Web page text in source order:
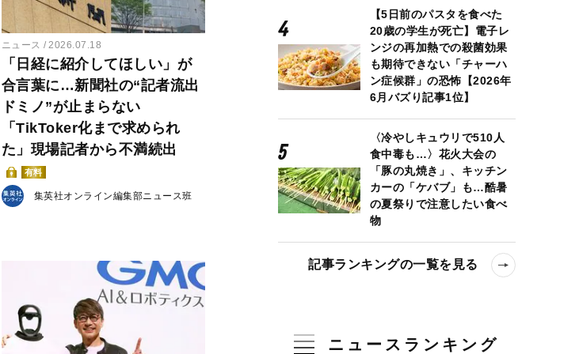
ニュース 2026.07.18
「日経に紹介してほしい」が
合言葉に…新聞社の“記者流出
ドミノ”が止まらない
「TikToker化まで求められ
た」現場記者から不満続出
有料
集英社オンライン編集部ニュース班
【5日前のパスタを食べた
20歳の学生が死亡】電子レ
ンジの再加熱での殺菌効果
も期待できない「チャーハ
ン症候群」の恐怖【2026年
6月バズり記事1位】
〈冷やしキュウリで510人
食中毒も…〉花火大会の
「豚の丸焼き」、キッチン
カーの「ケバブ」も…酷暑
の夏祭りで注意したい食べ
物
記事ランキングの一覧を見る
ニュースランキング